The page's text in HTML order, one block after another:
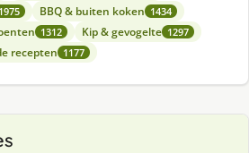
1975 BBQ & buiten koken 1434
1312 Kip & gevogelte 1297
recepten 1177